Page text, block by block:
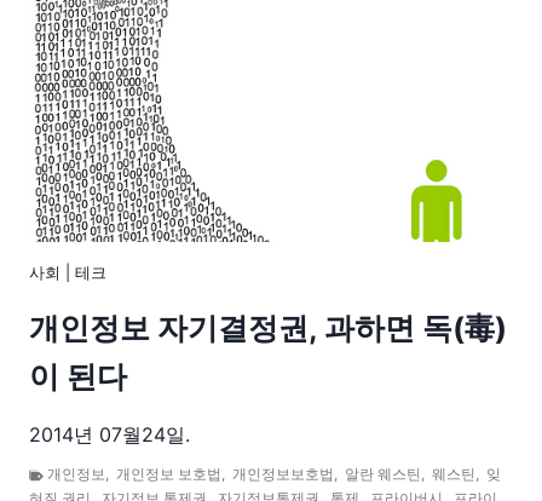
사회 테크
개인정보 자기결정권, 과하면 독(毒)
이 된다
2014년 07월24일.
개인정보, 개인정보 보호법 , 개인정보보호법 , 알란 웨스틴 , 웨스틴 , 잊